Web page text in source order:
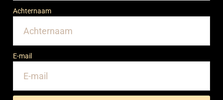
Achternaam
E-mail